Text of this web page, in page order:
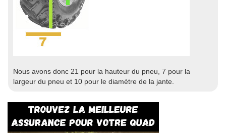
Nous avons donc 21 pour la hauteur du pneu, 7 pour la
largeur du pneu et 10 pour le diamètre de la jante.